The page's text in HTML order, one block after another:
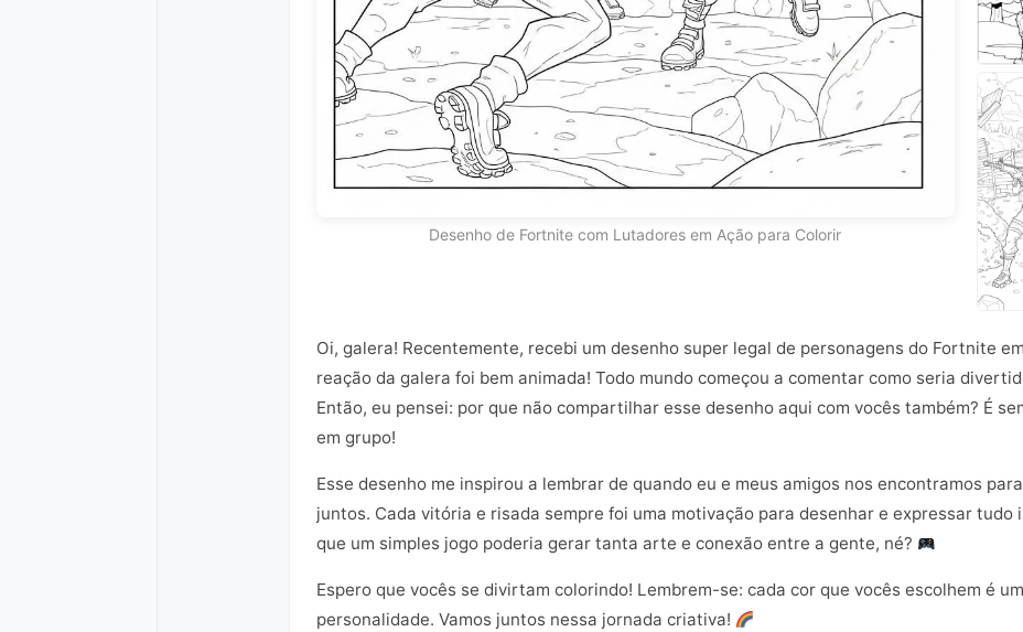
Desenho de Fortnite com Lutadores em Ação para Colorir
Oi, galera! Recentemente, recebi um desenho super legal de personagens do Fortnite
reação da galera foi bem animada! Todo mundo começou a comentar como seria
Então, eu pensei: por que não compartilhar esse desenho aqui com vocês também? É
em grupo!
Esse desenho me inspirou a lembrar de quando eu e meus amigos nos encontramos
juntos. Cada vitória e risada sempre foi uma motivação para desenhar e expressar tudo
que um simples jogo poderia gerar tanta arte e conexão entre a gente, né?
Espero que vocês se divirtam colorindo! Lembrem-se: cada cor que vocês escolhem é
personalidade. Vamos juntos nessa jornada criativa!